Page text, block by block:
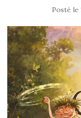
Posté le